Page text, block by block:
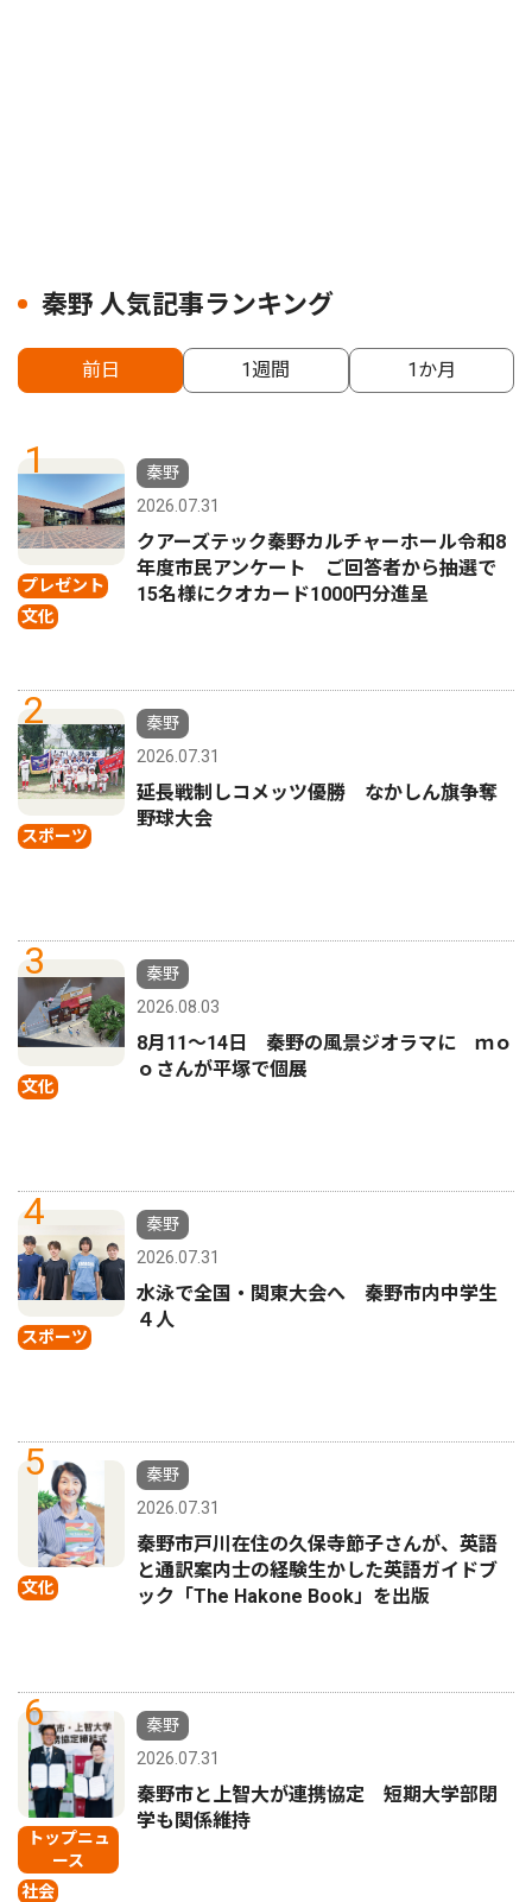
秦野 人気記事ランキング
前日 1週間 1か月
1
プレゼント
文化
秦野
2026.07.31
クアーズテック秦野カルチャーホール令和8
年度市民アンケート ご回答者から抽選で
15名様にクオカード1000円分進呈
2
スポーツ
秦野
2026.07.31
延長戦制しコメッツ優勝 なかしん旗争奪
野球大会
3
文化
秦野
2026.08.03
8月11〜14日 秦野の風景ジオラマに ｍｏ
ｏさんが平塚で個展
4
スポーツ
秦野
2026.07.31
水泳で全国・関東大会へ 秦野市内中学生
４人
5
文化
秦野
2026.07.31
秦野市戸川在住の久保寺節子さんが、英語
と通訳案内士の経験生かした英語ガイドブ
ック「The Hakone Book」を出版
6
トップニュ
ース
社会
秦野
2026.07.31
秦野市と上智大が連携協定 短期大学部閉
学も関係維持